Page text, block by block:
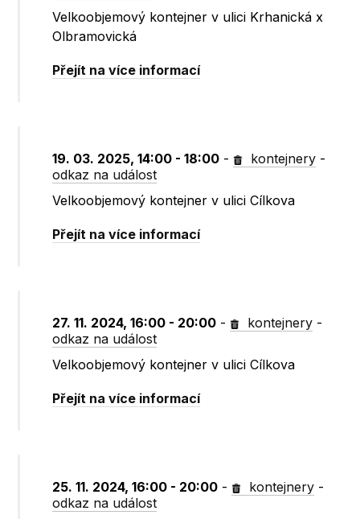
Velkoobjemový kontejner v ulici Krhanická x
Olbramovická
Přejít na více informací
19. 03. 2025, 14:00 - 18:00 - kontejnery -
odkaz na událost
Velkoobjemový kontejner v ulici Cílkova
Přejít na více informací
27. 11. 2024, 16:00 - 20:00 - kontejnery -
odkaz na událost
Velkoobjemový kontejner v ulici Cílkova
Přejít na více informací
25. 11. 2024, 16:00 - 20:00 - kontejnery -
odkaz na událost